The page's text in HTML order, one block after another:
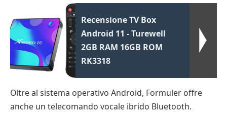
Recensione TV Box
Android 11 - Turewell
2GB RAM 16GB ROM
RK3318
Oltre al sistema operativo Android, Formuler offre
anche un telecomando vocale ibrido Bluetooth.